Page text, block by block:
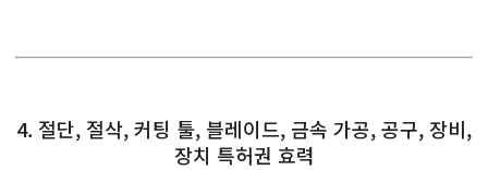
4. 절단, 절삭, 커팅 툴, 블레이드, 금속 가공, 공구, 장비,
장치 특허권 효력